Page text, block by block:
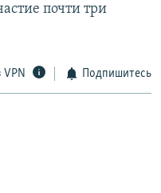
почти три
VPN Подпишитесь